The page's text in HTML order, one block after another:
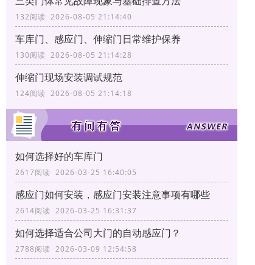
132阅读 2026-08-05 21:14:40
车库门、感应门、伸缩门日常维护保养
130阅读 2026-08-05 21:14:28
伸缩门现场安装调试规范
124阅读 2026-08-05 21:14:18
如何选择好的车库门
2617阅读 2026-03-25 16:40:05
感应门如何安装，感应门安装注意事项有哪些
2614阅读 2026-03-25 16:31:37
如何选择适合公司大门的自动感应门？
2788阅读 2026-03-09 12:54:58